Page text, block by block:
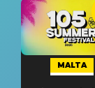
MALTA